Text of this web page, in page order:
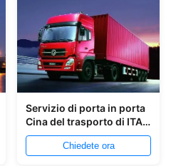
Servizio di porta in porta
Cina del trasporto di ITAT
a Sud-est asiatico
Chiedete ora